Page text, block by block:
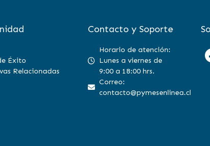
Éxito
Relacionadas
Contacto y Soporte
Horario de atención:
Lunes a viernes de
9:00 a 18:00 hrs.
Correo:
contacto@pymesenlinea.cl